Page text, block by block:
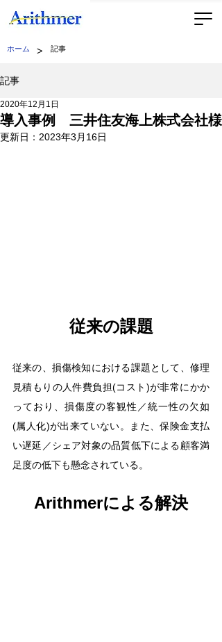
ホーム > 記事
記事
導入事例 三井住友海上株式会社様
2020年12月1日
更新日： 2023年3月16日
従来の課題
従来の、損傷検知における課題として、修理
見積もりの人件費負担(コスト)が非常にかか
っており、損傷度の客観性／統一性の欠如
(属人化)が出来ていない。また、保険金支払
い遅延／シェア対象の品質低下による顧客満
足度の低下も懸念されている。
Arithmerによる解決